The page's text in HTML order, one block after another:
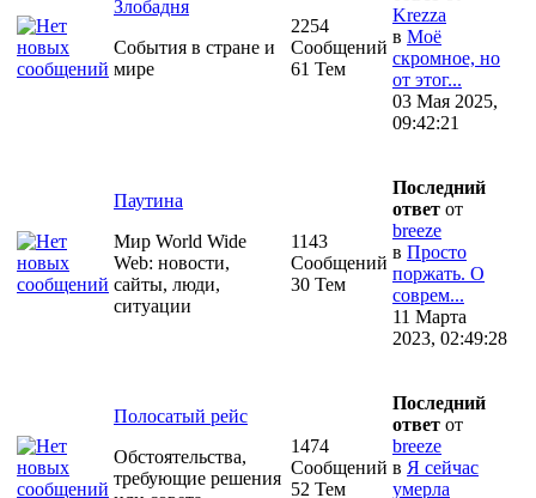
Злобадня
События в стране и
мире
2254
Сообщений
61 Тем
Krezza
в Моё
скромное, но
от этог...
03 Мая 2025,
09:42:21
Паутина
Мир World Wide
Web: новости,
сайты, люди,
ситуации
1143
Сообщений
30 Тем
Последний
ответ от
breeze
в Просто
поржать. О
соврем...
11 Марта
2023, 02:49:28
Полосатый рейс
Обстоятельства,
требующие решения
1474
Сообщений
52 Тем
Последний
ответ от
breeze
в Я сейчас
умерла